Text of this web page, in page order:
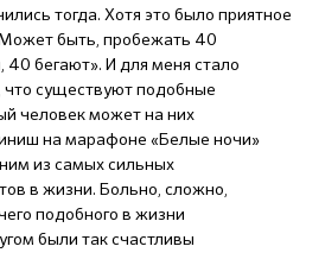
тогда. Хотя это было приятное
быть, пробежать 40
бегают». И для меня стало
существуют подобные
человек может на них
на марафоне «Белые ночи»
из самых сильных
в жизни. Больно, сложно,
подобного в жизни
были так счастливы